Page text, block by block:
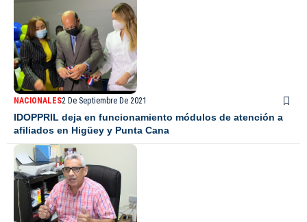
NACIONALES2 De Septiembre De 2021
IDOPPRIL deja en funcionamiento módulos de atención a
afiliados en Higüey y Punta Cana